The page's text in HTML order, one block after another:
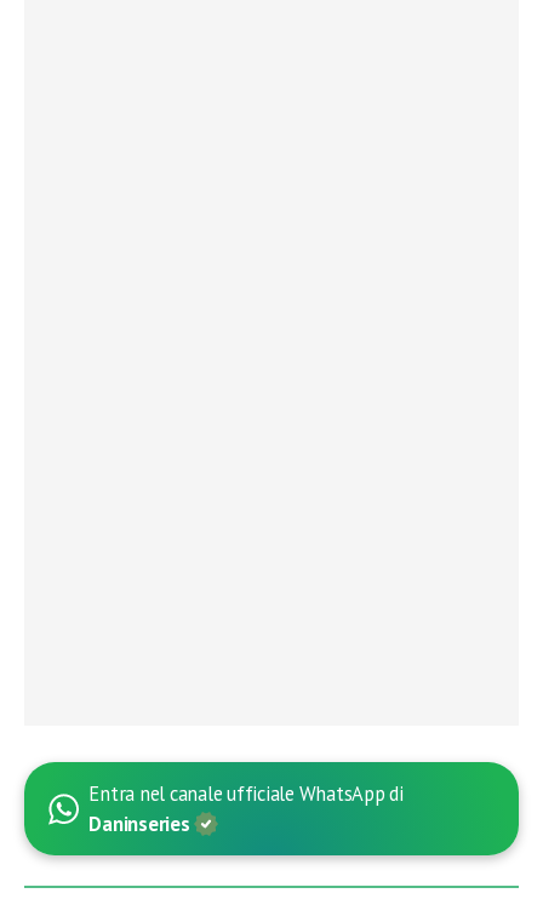
Entra nel canale ufficiale WhatsApp di
Daninseries